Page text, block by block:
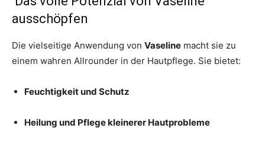
ausschöpfen
Die vielseitige Anwendung von Vaseline macht sie zu
einem wahren Allrounder in der Hautpflege. Sie bietet:
Feuchtigkeit und Schutz
Heilung und Pflege kleinerer Hautprobleme